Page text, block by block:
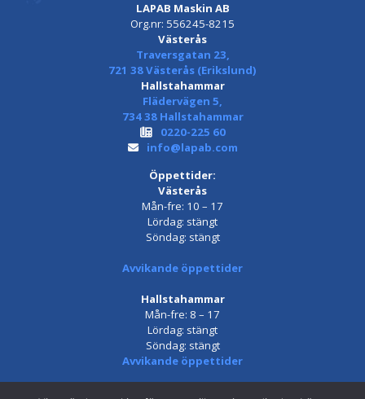
LAPAB Maskin AB
Org.nr: 556245-8215
Västerås
Traversgatan 23,
721 38 Västerås (Erikslund)
Hallstahammar
Flädervägen 5,
734 38 Hallstahammar
0220-225 60
info@lapab.com
Öppettider:
Västerås
Mån-fre: 10 – 17
Lördag: stängt
Söndag: stängt
Avvikande öppettider
Hallstahammar
Mån-fre: 8 – 17
Lördag: stängt
Söndag: stängt
Avvikande öppettider